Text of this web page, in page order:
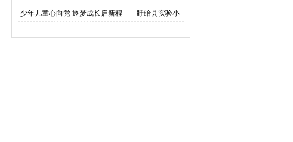
道开展捐资助学暨庆“六一”主题活动
·少年儿童心向党 逐梦成长启新程——盱眙县实验小